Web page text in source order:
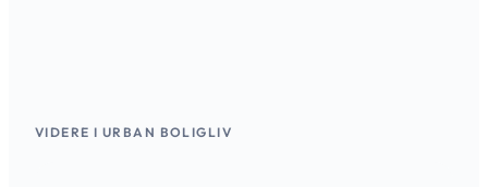
VIDERE I URBAN BOLIGLIV